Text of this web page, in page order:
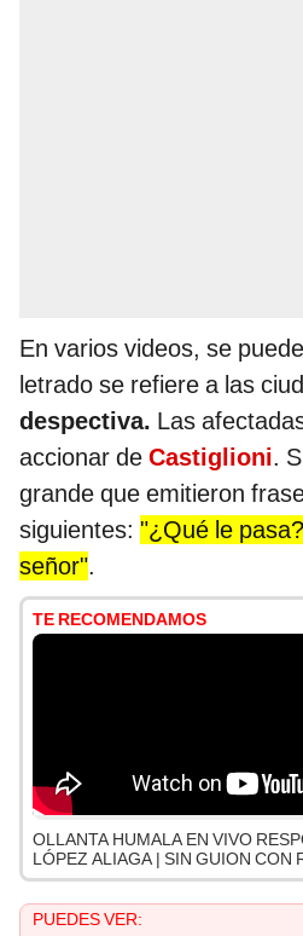
En varios videos, se
letrado se refiere a las
despectiva. Las
accionar de Castiglioni.
grande que emitieron
siguientes: "¿Qué le
señor".
TE RECOMENDAMOS
OLLANTA HUMALA EN VIVO
LÓPEZ ALIAGA | SIN GUION CON
PUEDES VER: